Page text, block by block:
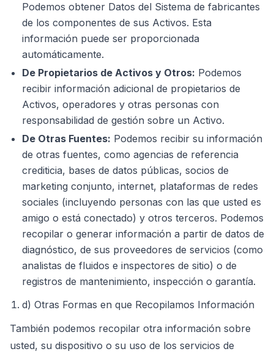
Podemos obtener Datos del Sistema de fabricantes
de los componentes de sus Activos. Esta
información puede ser proporcionada
automáticamente.
De Propietarios de Activos y Otros: Podemos
recibir información adicional de propietarios de
Activos, operadores y otras personas con
responsabilidad de gestión sobre un Activo.
De Otras Fuentes: Podemos recibir su información
de otras fuentes, como agencias de referencia
crediticia, bases de datos públicas, socios de
marketing conjunto, internet, plataformas de redes
sociales (incluyendo personas con las que usted es
amigo o está conectado) y otros terceros. Podemos
recopilar o generar información a partir de datos de
diagnóstico, de sus proveedores de servicios (como
analistas de fluidos e inspectores de sitio) o de
registros de mantenimiento, inspección o garantía.
d) Otras Formas en que Recopilamos Información
También podemos recopilar otra información sobre
usted, su dispositivo o su uso de los servicios de